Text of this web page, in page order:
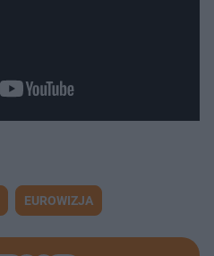
EUROWIZJA